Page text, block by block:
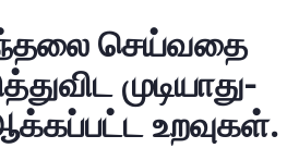
செய்வதை
முடியாது-
உறவுகள்.